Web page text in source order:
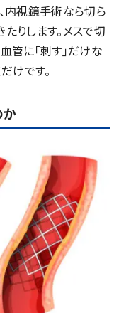
内視鏡手術なら切ら
りします。メスで切
管に｢刺す｣だけな
けです。
か